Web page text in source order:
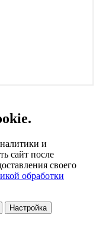
и
сайт после
своего
обработки
Настройка